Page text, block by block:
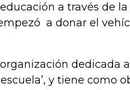
a través de
a donar el
dedicada
y tiene como